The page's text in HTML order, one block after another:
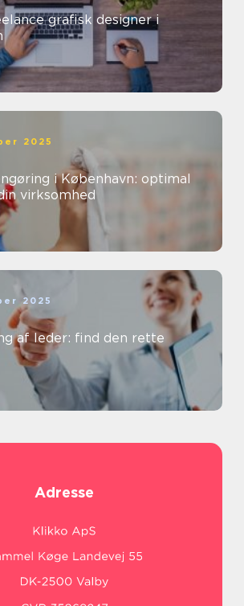
grafisk designer i
2025
i København: optimal
virksomhed
2025
af leder: find den rette
Adresse